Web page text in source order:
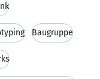
Baugruppe